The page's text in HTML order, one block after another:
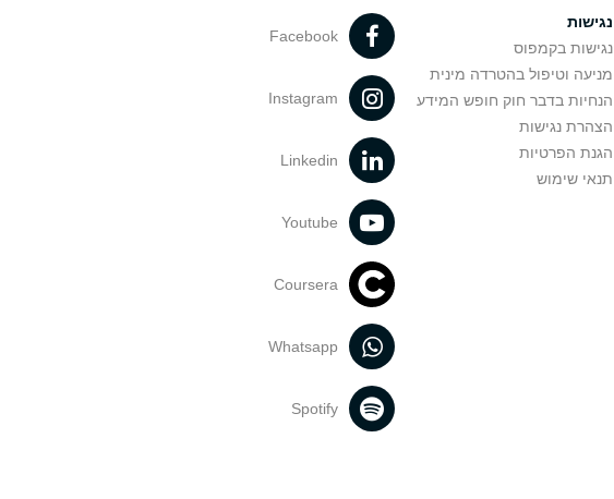
נגישות
נגישות בקמפוס
מניעה וטיפול בהטרדה מינית
הנחיות בדבר חוק חופש המידע
הצהרת נגישות
הגנת הפרטיות
תנאי שימוש
Facebook
Instagram
Linkedin
Youtube
Coursera
Whatsapp
Spotify